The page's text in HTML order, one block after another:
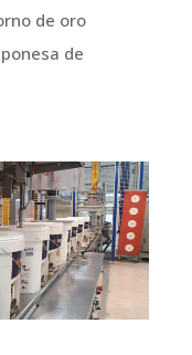
de oro
de